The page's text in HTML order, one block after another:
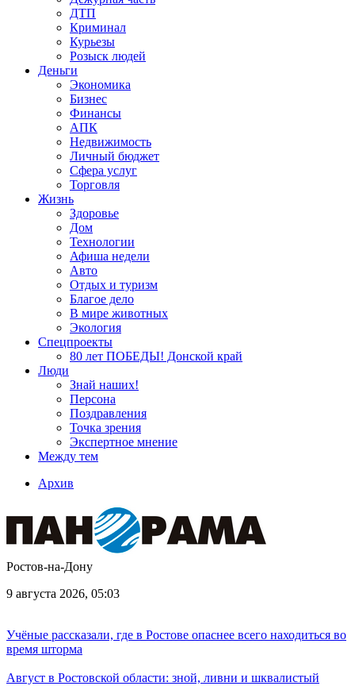
ДТП
Криминал
Курьезы
Розыск людей
Деньги
Экономика
Бизнес
Финансы
АПК
Недвижимость
Личный бюджет
Сфера услуг
Торговля
Жизнь
Здоровье
Дом
Технологии
Афиша недели
Авто
Отдых и туризм
Благое дело
В мире животных
Экология
Спецпроекты
80 лет ПОБЕДЫ! Донской край
Люди
Знай наших!
Персона
Поздравления
Точка зрения
Экспертное мнение
Между тем
Архив
Ростов-на-Дону
9 августа 2026, 05:03
Учёные рассказали, где в Ростове опаснее всего находиться во
время шторма
Август в Ростовской области: зной, ливни и шквалистый